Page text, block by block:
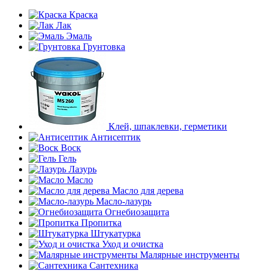
Краска
Лак
Эмаль
Грунтовка
Клей, шпаклевки, герметики
Антисептик
Воск
Гель
Лазурь
Масло
Масло для дерева
Масло-лазурь
Огнебиозащита
Пропитка
Штукатурка
Уход и очистка
Малярные инструменты
Сантехника